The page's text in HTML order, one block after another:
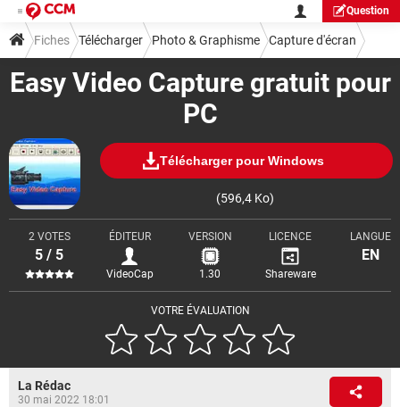
Question
Easy Video Capture gratuit pour
PC
Télécharger pour Windows
(596,4 Ko)
VOTRE ÉVALUATION
2 VOTES
5 / 5
ÉDITEUR
VideoCap
VERSION
1.30
LICENCE
Shareware
LANGUE
EN
Fiches Télécharger Photo & Graphisme Capture d'écran
La Rédac
30 mai 2022 18:01